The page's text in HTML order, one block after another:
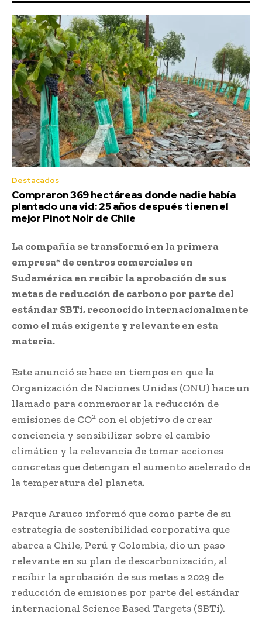
Destacados
Compraron 369 hectáreas donde nadie había
plantado una vid: 25 años después tienen el
mejor Pinot Noir de Chile
La compañía se transformó en la primera
empresa* de centros comerciales en
Sudamérica en recibir la aprobación de sus
metas de reducción de carbono por parte del
estándar SBTi, reconocido internacionalmente
como el más exigente y relevante en esta
materia.
Este anunció se hace en tiempos en que la
Organización de Naciones Unidas (ONU) hace un
llamado para conmemorar la reducción de
emisiones de CO2 con el objetivo de crear
conciencia y sensibilizar sobre el cambio
climático y la relevancia de tomar acciones
concretas que detengan el aumento acelerado de
la temperatura del planeta.
Parque Arauco informó que como parte de su
estrategia de sostenibilidad corporativa que
abarca a Chile, Perú y Colombia, dio un paso
relevante en su plan de descarbonización, al
recibir la aprobación de sus metas a 2029 de
reducción de emisiones por parte del estándar
internacional Science Based Targets (SBTi).